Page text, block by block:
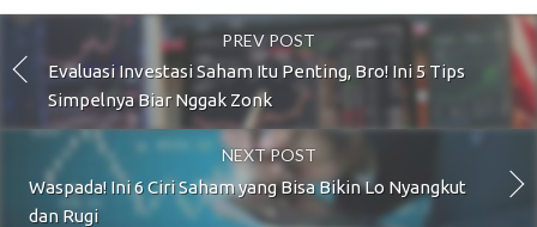
PREV POST
Evaluasi Investasi Saham Itu Penting, Bro! Ini 5 Tips
Simpelnya Biar Nggak Zonk
NEXT POST
Waspada! Ini 6 Ciri Saham yang Bisa Bikin Lo Nyangkut
dan Rugi